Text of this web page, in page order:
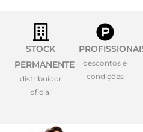
STOCK
PERMANENTE
distribuidor
oficial
descontos e
condições